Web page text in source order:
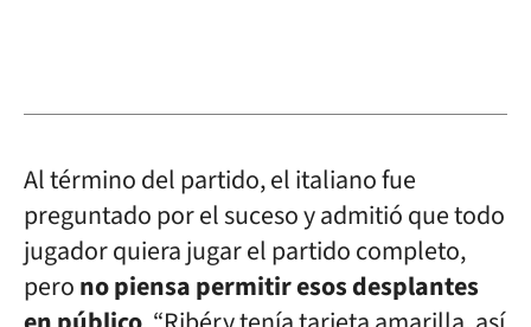
Al término del partido, el italiano fue
preguntado por el suceso y admitió que todo
jugador quiera jugar el partido completo,
perono piensa permitir esos desplantes